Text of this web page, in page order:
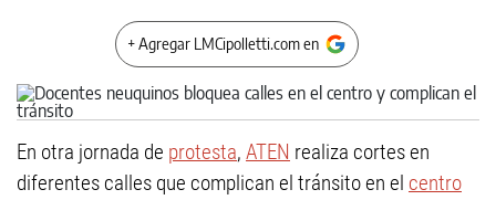
+ Agregar LMCipolletti.com en
En otra jornada de protesta, ATEN realiza cortes en
diferentes calles que complican el tránsito en el centro